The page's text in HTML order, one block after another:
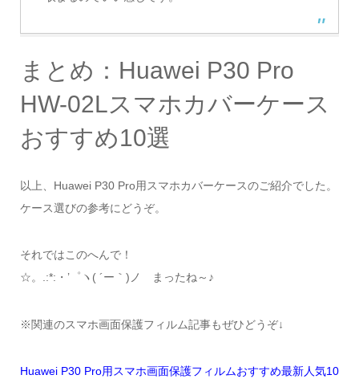
まとめ：Huawei P30 Pro
HW-02Lスマホカバーケース
おすすめ10選
以上、Huawei P30 Pro用スマホカバーケースのご紹介でした。
ケース選びの参考にどうぞ。
それではこのへんで！
☆。.:*:・’゜ヽ( ´ー｀)ノ まったね～♪
※関連のスマホ画面保護フィルム記事もぜひどうぞ↓
Huawei P30 Pro用スマホ画面保護フィルムおすすめ最新人気10